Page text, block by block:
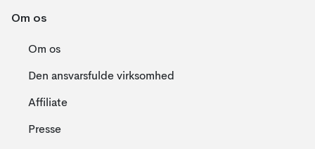
Om os
Om os
Den ansvarsfulde virksomhed
Affiliate
Presse